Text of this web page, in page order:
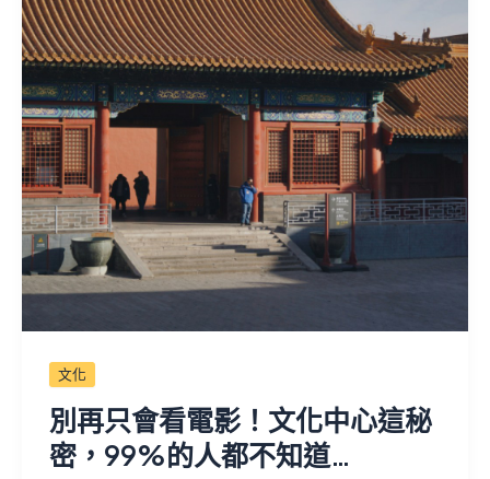
文化
別再只會看電影！文化中心這秘
密，99%的人都不知道…